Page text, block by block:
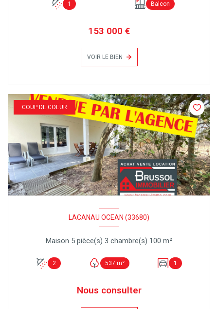
1 Balcon
153 000 €
VOIR LE BIEN
COUP DE COEUR
LACANAU OCEAN (33680)
Maison 5 pièce(s) 3 chambre(s) 100 m²
2 537 m² 1
Nous consulter